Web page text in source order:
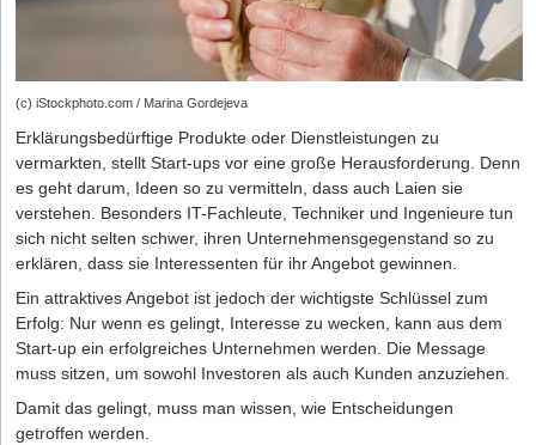
(c) iStockphoto.com / Marina Gordejeva
Erklärungsbedürftige Produkte oder Dienstleistungen zu
vermarkten, stellt Start-ups vor eine große Herausforderung. Denn
es geht darum, Ideen so zu vermitteln, dass auch Laien sie
verstehen. Besonders IT-Fachleute, Techniker und Ingenieure tun
sich nicht selten schwer, ihren Unternehmensgegenstand so zu
erklären, dass sie Interessenten für ihr Angebot gewinnen.
Ein attraktives Angebot ist jedoch der wichtigste Schlüssel zum
Erfolg: Nur wenn es gelingt, Interesse zu wecken, kann aus dem
Start-up ein erfolgreiches Unternehmen werden. Die Message
muss sitzen, um sowohl Investoren als auch Kunden anzuziehen.
Damit das gelingt, muss man wissen, wie Entscheidungen
getroffen werden.